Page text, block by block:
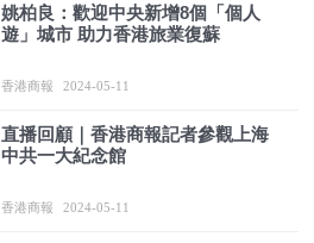
姚柏良：歡迎中央新增8個「個人
遊」城市 助力香港旅業復蘇
香港商報 2024-05-11
直播回顧｜香港商報記者參觀上海
中共一大紀念館
香港商報 2024-05-11